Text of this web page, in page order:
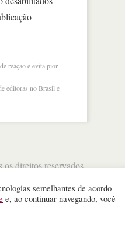
reação e evita pior
editoras no Brasil e
os direitos reservados.
semelhantes de acordo
e, ao continuar navegando, você